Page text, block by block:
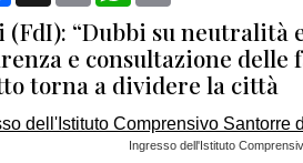
(FdI): “Dubbi su neutralità
e consultazione delle
torna a dividere la città
Ingresso dell'Istituto